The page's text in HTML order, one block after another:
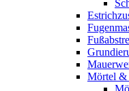
Mörtel &